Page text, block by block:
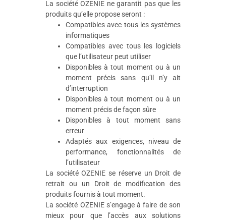
La société OZENIE ne garantit pas que les
produits qu’elle propose seront :
Compatibles avec tous les systèmes
informatiques
Compatibles avec tous les logiciels
que l’utilisateur peut utiliser
Disponibles à tout moment ou à un
moment précis sans qu’il n’y ait
d’interruption
Disponibles à tout moment ou à un
moment précis de façon sûre
Disponibles à tout moment sans
erreur
Adaptés aux exigences, niveau de
performance, fonctionnalités de
l’utilisateur
La société OZENIE se réserve un Droit de
retrait ou un Droit de modification des
produits fournis à tout moment.
La société OZENIE s’engage à faire de son
mieux pour que l’accès aux solutions